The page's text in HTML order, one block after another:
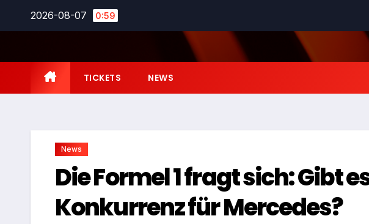
2026-08-07 0:59
TICKETS NEWS
News
Die Formel 1 fragt sich: Gibt
Konkurrenz für Mercedes?